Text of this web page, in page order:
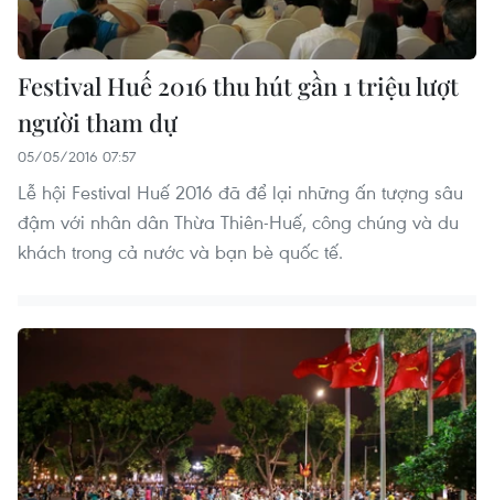
Festival Huế 2016 thu hút gần 1 triệu lượt
người tham dự
05/05/2016 07:57
Lễ hội Festival Huế 2016 đã để lại những ấn tượng sâu
đậm với nhân dân Thừa Thiên-Huế, công chúng và du
khách trong cả nước và bạn bè quốc tế.